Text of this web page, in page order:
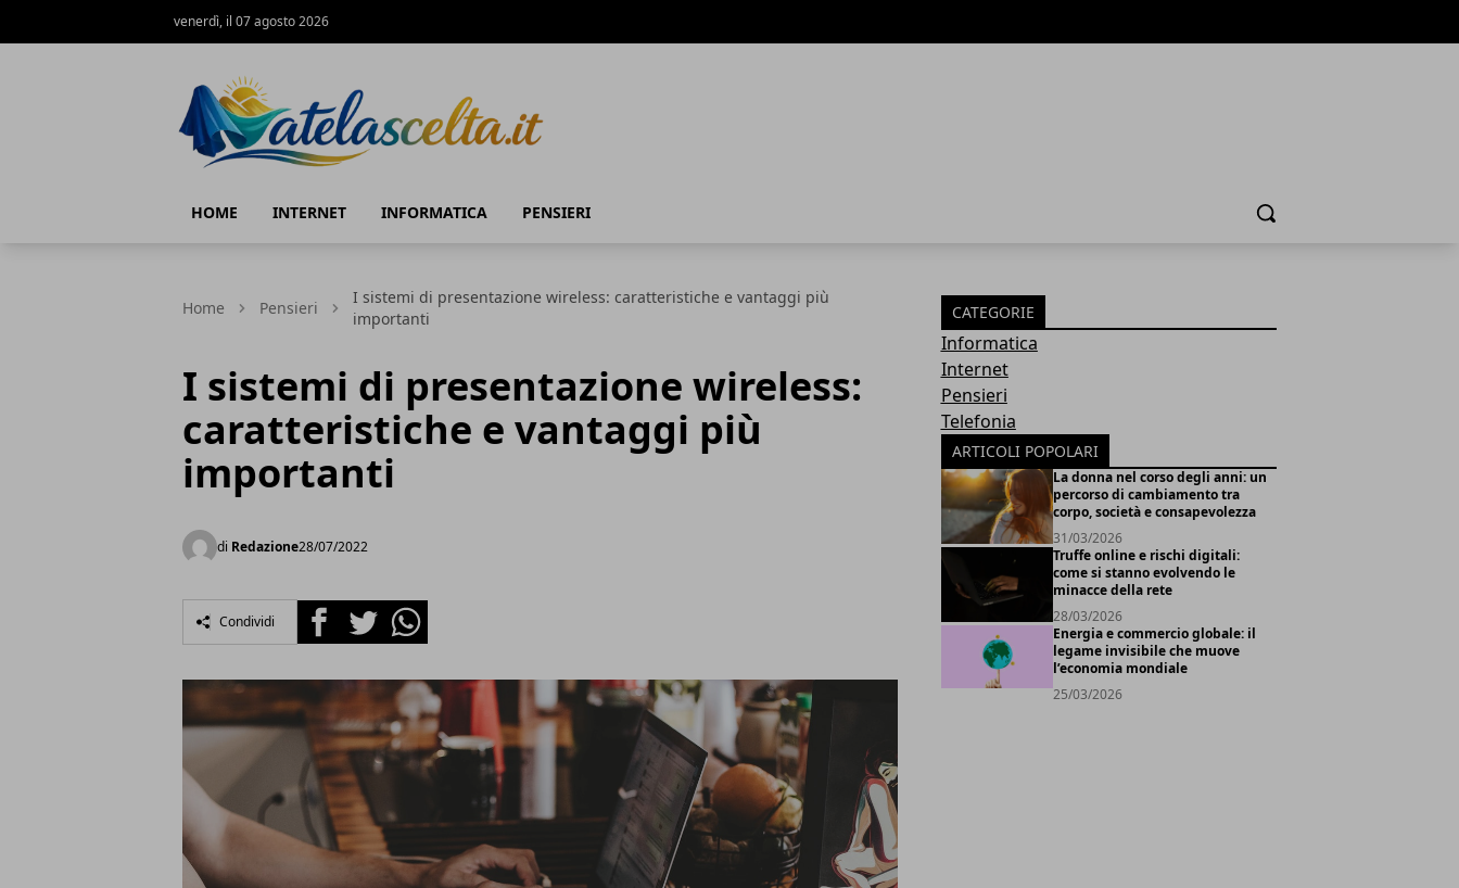
venerdì, il 07 agosto 2026
HOME INTERNET INFORMATICA PENSIERI Cerca
Home Pensieri
I sistemi di presentazione wireless: caratteristiche e vantaggi più
importanti
I sistemi di presentazione wireless:
caratteristiche e vantaggi più
importanti
di Redazione28/07/2022
Condividi FacebookTwitterWhatsapp
CATEGORIE
Informatica
Internet
Pensieri
Telefonia
ARTICOLI POPOLARI
La donna nel corso degli anni: un
percorso di cambiamento tra
corpo, società e consapevolezza
31/03/2026
Truffe online e rischi digitali:
come si stanno evolvendo le
minacce della rete
28/03/2026
Energia e commercio globale: il
legame invisibile che muove
l’economia mondiale
25/03/2026